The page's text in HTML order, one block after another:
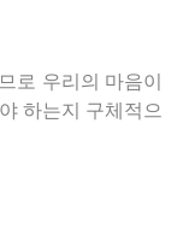
로 우리의 마음이
하는지 구체적으